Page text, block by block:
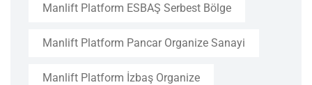
Manlift Platform ESBAŞ Serbest Bölge
Manlift Platform Pancar Organize Sanayi
Manlift Platform İzbaş Organize